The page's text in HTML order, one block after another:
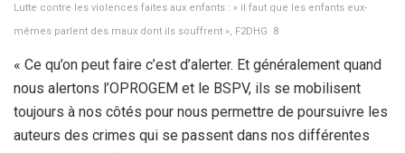
Lutte contre les violences faites aux enfants : « il faut que les enfants eux-
mêmes parlent des maux dont ils souffrent », F2DHG 8
« Ce qu’on peut faire c’est d’alerter. Et généralement quand
nous alertons l’OPROGEM et le BSPV, ils se mobilisent
toujours à nos côtés pour nous permettre de poursuivre les
auteurs des crimes qui se passent dans nos différentes